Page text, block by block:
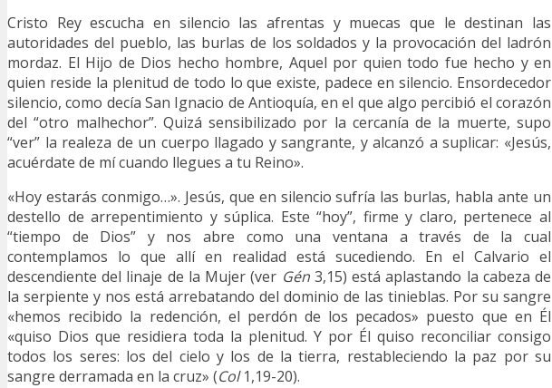
Cristo Rey escucha en silencio las afrentas y muecas que le destinan las
autoridades del pueblo, las burlas de los soldados y la provocación del ladrón
mordaz. El Hijo de Dios hecho hombre, Aquel por quien todo fue hecho y en
quien reside la plenitud de todo lo que existe, padece en silencio. Ensordecedor
silencio, como decía San Ignacio de Antioquía, en el que algo percibió el corazón
del “otro malhechor”. Quizá sensibilizado por la cercanía de la muerte, supo
“ver” la realeza de un cuerpo llagado y sangrante, y alcanzó a suplicar: «Jesús,
acuérdate de mí cuando llegues a tu Reino».
«Hoy estarás conmigo…». Jesús, que en silencio sufría las burlas, habla ante un
destello de arrepentimiento y súplica. Este “hoy”, firme y claro, pertenece al
“tiempo de Dios” y nos abre como una ventana a través de la cual
contemplamos lo que allí en realidad está sucediendo. En el Calvario el
descendiente del linaje de la Mujer (ver Gén3,15) está aplastando la cabeza de
la serpiente y nos está arrebatando del dominio de las tinieblas. Por su sangre
«hemos recibido la redención, el perdón de los pecados» puesto que en Él
«quiso Dios que residiera toda la plenitud. Y por Él quiso reconciliar consigo
todos los seres: los del cielo y los de la tierra, restableciendo la paz por su
sangre derramada en la cruz» (Col1,19-20).